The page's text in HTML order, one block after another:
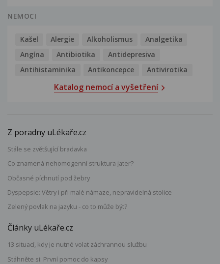
NEMOCI
Kašel Alergie Alkoholismus
Analgetika
Angína
Antibiotika
Antidepresiva
Antihistaminika
Antikoncepce Antivirotika
Katalog nemocí a vyšetření
Z poradny uLékaře.cz
Stále se zvětšující bradavka
Co znamená nehomogenní struktura jater?
Občasné píchnutí pod žebry
Dyspepsie: Větry i při malé námaze, nepravidelná stolice
Zelený povlak na jazyku - co to může být?
Články uLékaře.cz
13 situací, kdy je nutné volat záchrannou službu
Stáhněte si: První pomoc do kapsy